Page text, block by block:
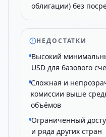
облигации) без
НЕДОСТАТКИ
Высокий
USD для базового
Сложная и
комиссии выше
объёмов
Ограниченный
и ряда других стран